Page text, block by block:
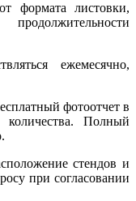
формата листовки,
ежемесячно,
фотоотчет в
количества. Полный
стендов и
при согласовании